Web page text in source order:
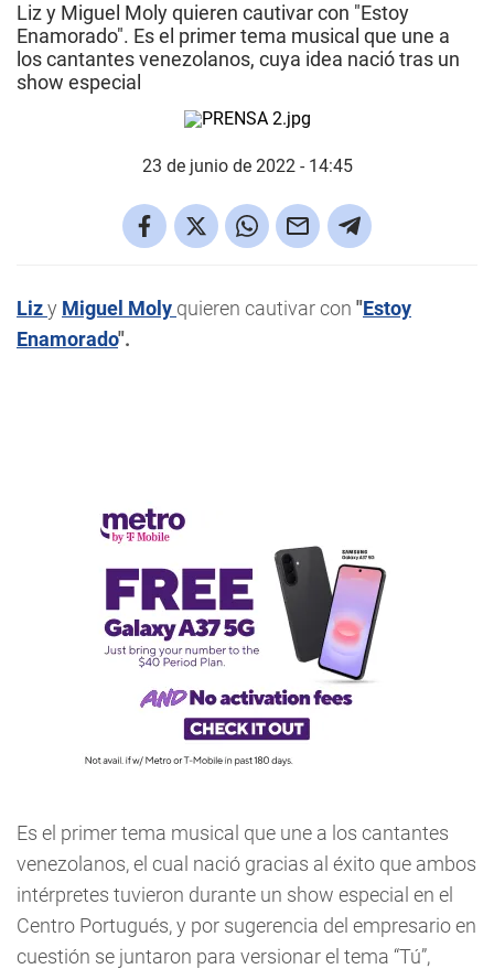
Liz y Miguel Moly quieren cautivar con "Estoy
Enamorado". Es el primer tema musical que une a
los cantantes venezolanos, cuya idea nació tras un
show especial
23 de junio de 2022 - 14:45
Lizy Miguel Moly quieren cautivar con "Estoy
Enamorado".
Es el primer tema musical que une a los cantantes
venezolanos, el cual nació gracias al éxito que ambos
intérpretes tuvieron durante un show especial en el
Centro Portugués, y por sugerencia del empresario en
cuestión se juntaron para versionar el tema “Tú”,